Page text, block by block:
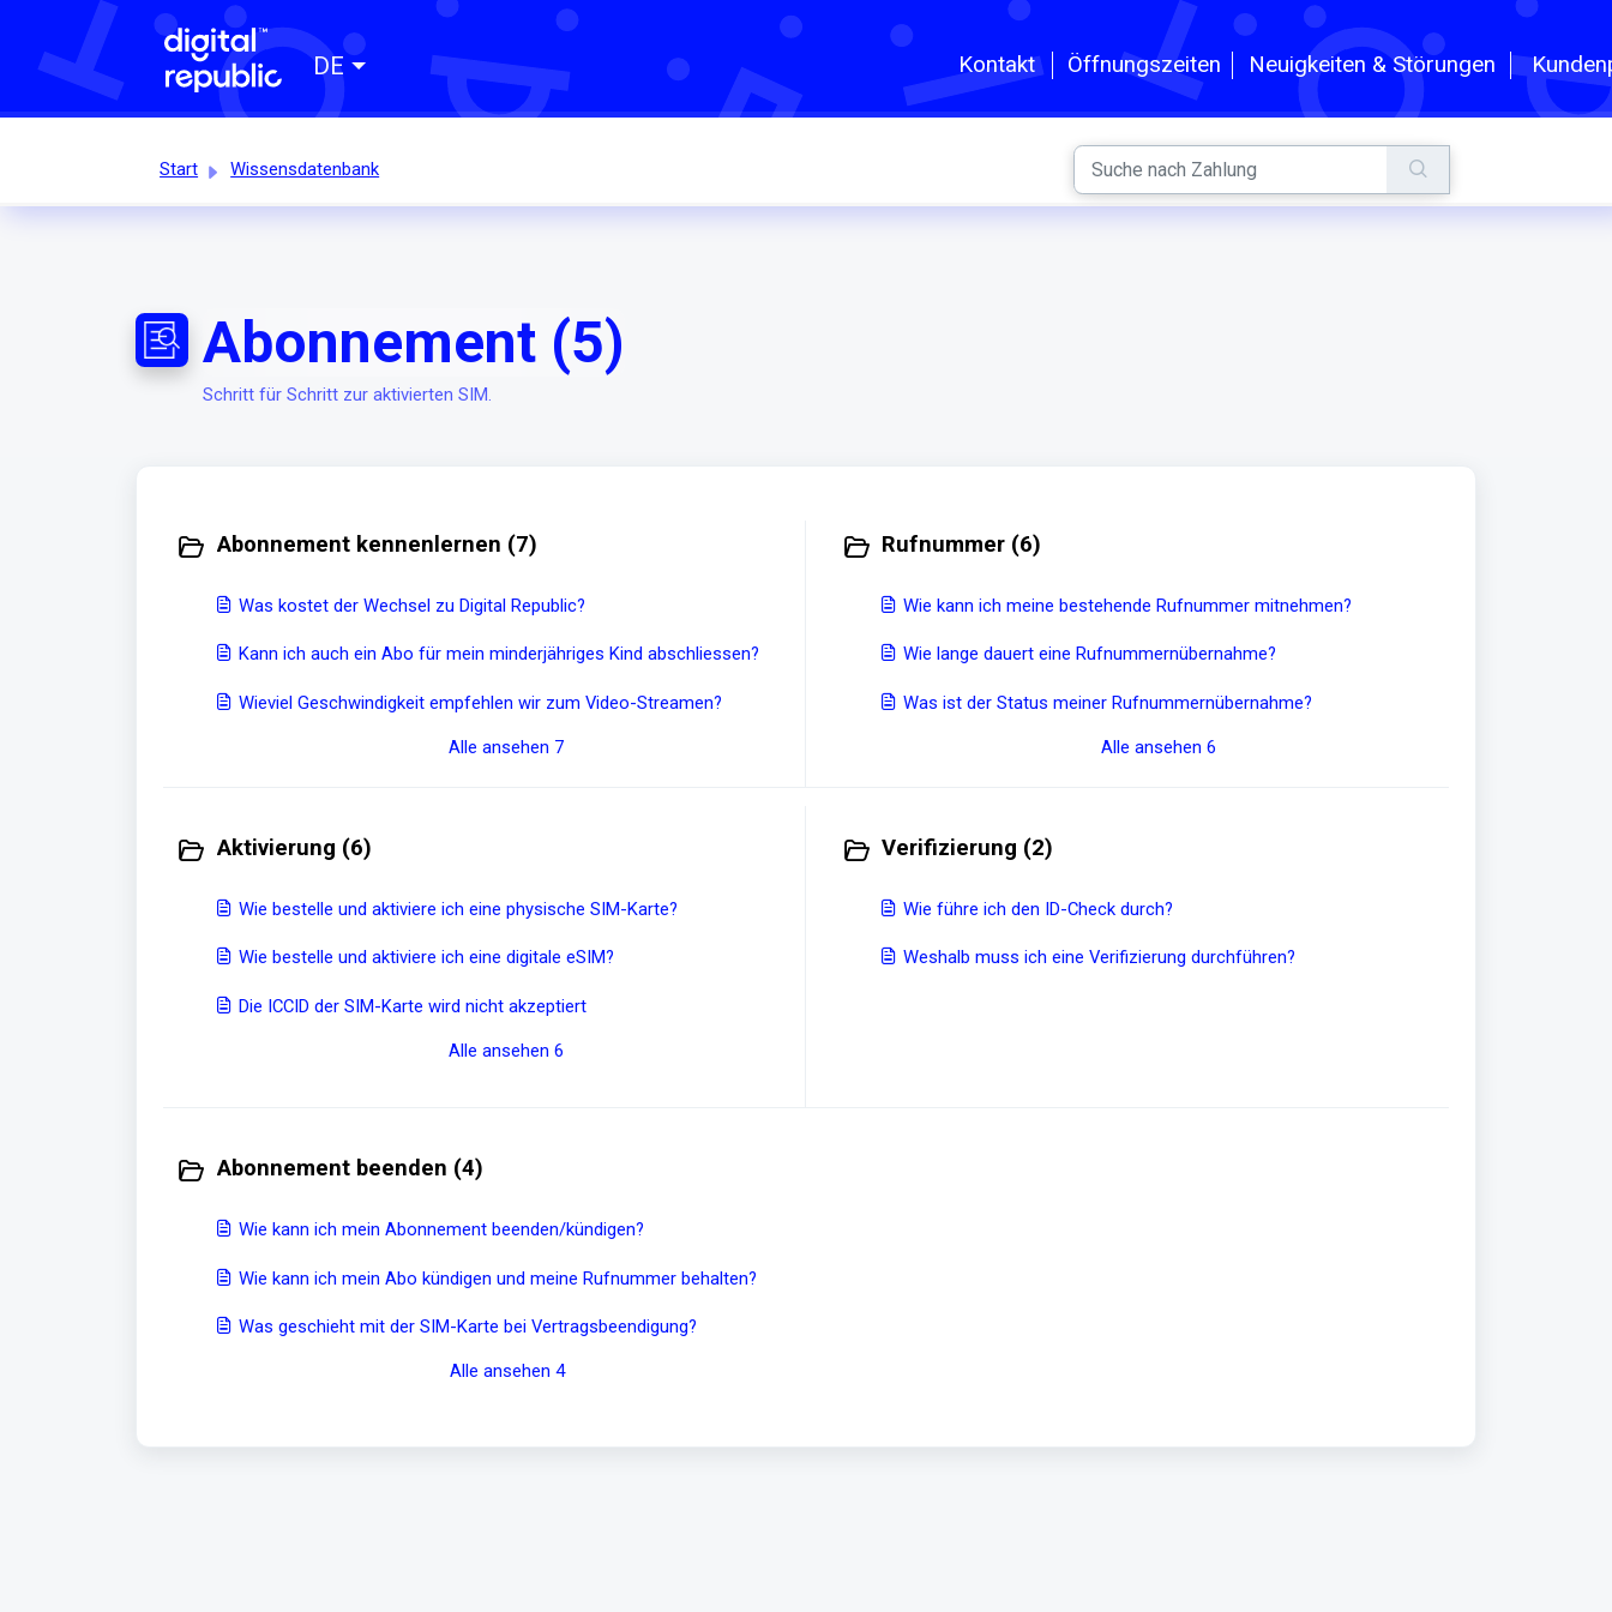
Zum hauptsächlichen Inhalt gehen
Kontakt Öffnungszeiten Neuigkeiten & Störungen
DE
Start Wissensdatenbank
Abonnement (5)
Schritt für Schritt zur aktivierten SIM.‎
Abonnement kennenlernen (7)
Was kostet der Wechsel zu Digital Republic?
Kann ich auch ein Abo für mein minderjähriges Kind abschliessen?
Wieviel Geschwindigkeit empfehlen wir zum Video-Streamen?
Alle ansehen 7
Rufnummer (6)
Wie kann ich meine bestehende Rufnummer mitnehmen?
Wie lange dauert eine Rufnummernübernahme?
Was ist der Status meiner Rufnummernübernahme?
Alle ansehen 6
Aktivierung (6)
Wie bestelle und aktiviere ich eine physische SIM-Karte?
Wie bestelle und aktiviere ich eine digitale eSIM?
Die ICCID der SIM-Karte wird nicht akzeptiert
Alle ansehen 6
Verifizierung (2)
Wie führe ich den ID-Check durch?
Weshalb muss ich eine Verifizierung durchführen?
Abonnement beenden (4)
Wie kann ich mein Abonnement beenden/kündigen?
Wie kann ich mein Abo kündigen und meine Rufnummer behalten?
Was geschieht mit der SIM-Karte bei Vertragsbeendigung?
Alle ansehen 4